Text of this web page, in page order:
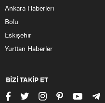
Ankara Haberleri
Bolu
Eskişehir
Yurttan Haberler
BİZİ TAKİP ET